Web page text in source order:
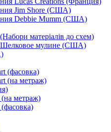
Jim Shore (США)
Debbie Mumm (США)
матеріалів до схем)
Шелковое мулине (США)
(фасовка)
(на метраж)
метраж)